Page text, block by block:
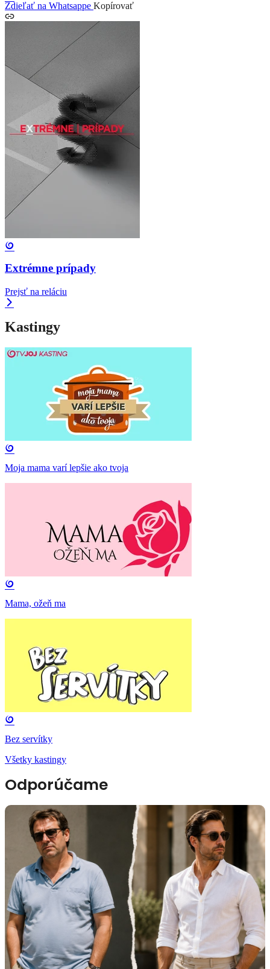
Zdieľať na Whatsappe Kopírovať
Extrémne prípady
Prejsť na reláciu
Kastingy
Moja mama varí lepšie ako tvoja
Mama, ožeň ma
Bez servítky
Všetky kastingy
Odporúčame